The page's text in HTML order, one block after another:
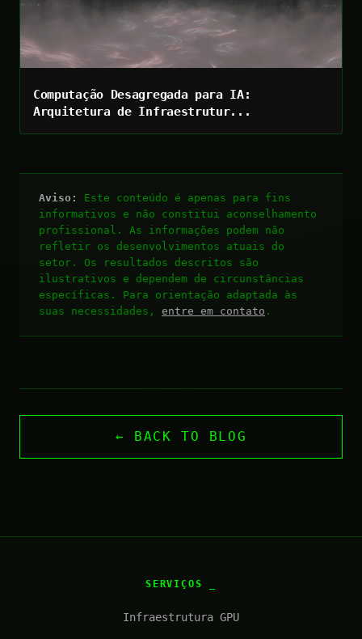
Computação Desagregada para IA:
Arquitetura de Infraestrutur...
Aviso:
Este conteúdo é apenas para fins
informativos e não constitui aconselhamento
profissional. As informações podem não
refletir os desenvolvimentos atuais do
setor. Os resultados descritos são
ilustrativos e dependem de circunstâncias
específicas. Para orientação adaptada às
suas necessidades, entre em contato .
← BACK TO BLOG
SERVIÇOS
Infraestrutura GPU